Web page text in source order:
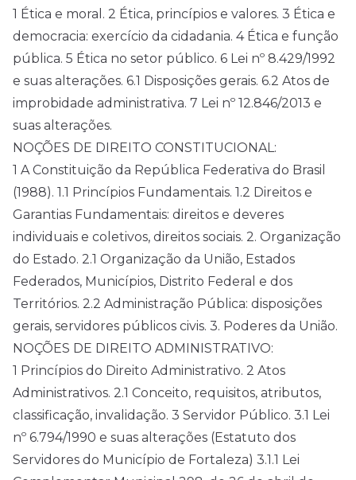
1 Ética e moral. 2 Ética, princípios e valores. 3 Ética e
democracia: exercício da cidadania. 4 Ética e função
pública. 5 Ética no setor público. 6 Lei nº 8.429/1992
e suas alterações. 6.1 Disposições gerais. 6.2 Atos de
improbidade administrativa. 7 Lei nº 12.846/2013 e
suas alterações.
NOÇÕES DE DIREITO CONSTITUCIONAL:
1 A Constituição da República Federativa do Brasil
(1988). 1.1 Princípios Fundamentais. 1.2 Direitos e
Garantias Fundamentais: direitos e deveres
individuais e coletivos, direitos sociais. 2. Organização
do Estado. 2.1 Organização da União, Estados
Federados, Municípios, Distrito Federal e dos
Territórios. 2.2 Administração Pública: disposições
gerais, servidores públicos civis. 3. Poderes da União.
NOÇÕES DE DIREITO ADMINISTRATIVO:
1 Princípios do Direito Administrativo. 2 Atos
Administrativos. 2.1 Conceito, requisitos, atributos,
classificação, invalidação. 3 Servidor Público. 3.1 Lei
nº 6.794/1990 e suas alterações (Estatuto dos
Servidores do Município de Fortaleza) 3.1.1 Lei